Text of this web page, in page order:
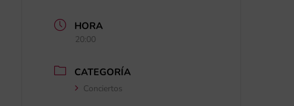
HORA
20:00
CATEGORÍA
Conciertos